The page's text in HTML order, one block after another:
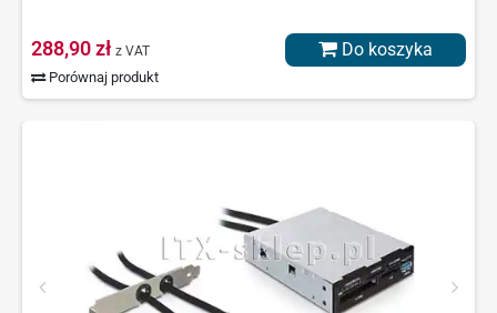
288,90 zł z VAT
Porównaj produkt
Do koszyka